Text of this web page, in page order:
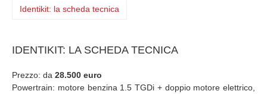
Identikit: la scheda tecnica
IDENTIKIT: LA SCHEDA TECNICA
Prezzo: da 28.500 euro
Powertrain: motore benzina 1.5 TGDi + doppio motore elettrico,